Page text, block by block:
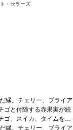
・セラーズ
縁。チェリー、ブライア
ゴと付随する赤果実が続
ゴ、スイカ、タイムを含
微かにブルー系果実の爽
ームリゾットなどと好相
縁。チェリー、ブライア